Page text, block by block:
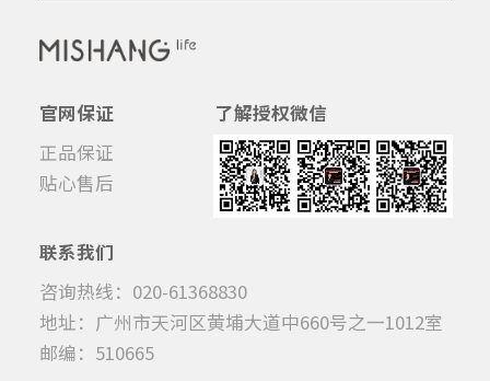
官网保证
正品保证
贴心售后
了解授权微信
联系我们
咨询热线：020-61368830
地址：广州市天河区黄埔大道中660号之一1012室
邮编：510665